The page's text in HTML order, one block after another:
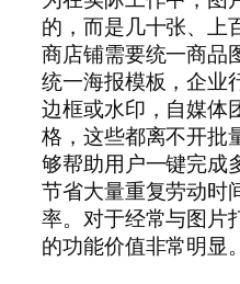
的，而是几十张、上
商店铺需要统一商品
统一海报模板，企业
边框或水印，自媒体
格，这些都离不开批
够帮助用户一键完成
节省大量重复劳动时
率。对于经常与图片
的功能价值非常明显。